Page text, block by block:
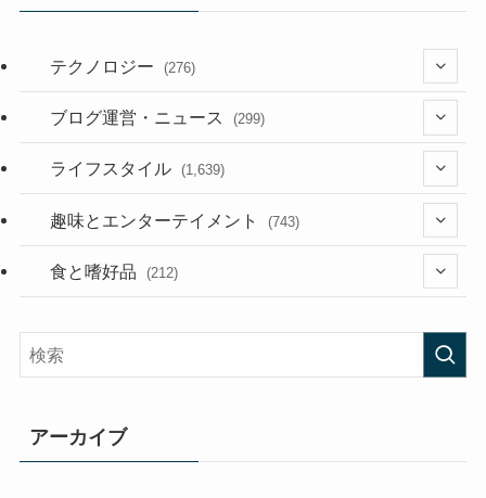
テクノロジー (276)
(36)
(187)
ブログ運営・ニュース (299)
(118)
(181)
ライフスタイル (1,639)
(394)
(282)
(33)
趣味とエンターテイメント (743)
(56)
食と嗜好品 (212)
アーカイブ